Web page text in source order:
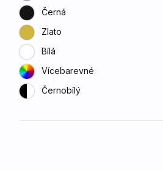
Černá
Zlato
Bílá
Vícebarevné
Černobílý